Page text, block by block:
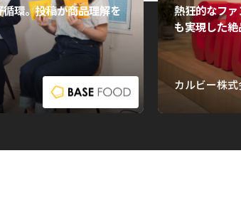
環。投稿が商品理解を
熱狂的なフ
も実現した
カルビー株